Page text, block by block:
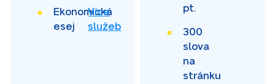
Ekonomická
esej
Více
služeb
pt.
300
slova
na
stránku